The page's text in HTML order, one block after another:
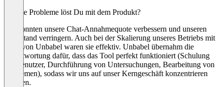
Welche Probleme löst Du mit dem Produkt?
Wir konnten unsere Chat-Annahmequote verbessern und unseren
Rückstand verringern. Auch bei der Skalierung unseres Betriebs mit
Hilfe von Unbabel waren sie effektiv. Unbabel übernahm die
Verantwortung dafür, dass das Tool perfekt funktioniert (Schulung
der Benutzer, Durchführung von Untersuchungen, Bearbeitung von
Problemen), sodass wir uns auf unser Kerngeschäft konzentrieren
konnten.